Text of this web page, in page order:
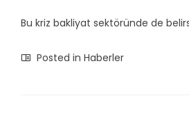
Bu kriz bakliyat sektöründe de
Posted in Haberler